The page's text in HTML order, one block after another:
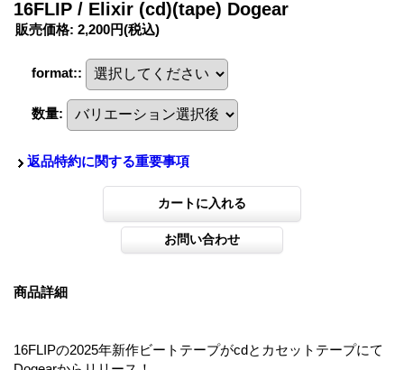
16FLIP / Elixir (cd)(tape) Dogear
販売価格: 2,200円(税込)
format::
数量:
返品特約に関する重要事項
商品詳細
16FLIPの2025年新作ビートテープがcdとカセットテープにて